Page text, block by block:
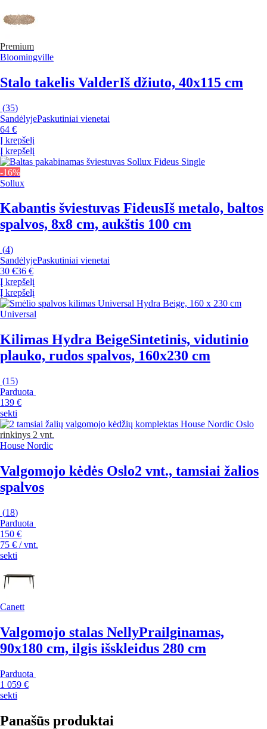
Premium
Bloomingville
Stalo takelis ValderIš džiuto, 40x115 cm
(35)
SandėlyjePaskutiniai vienetai
64 €
Į krepšelį
Į krepšelį
-16%
Sollux
Kabantis šviestuvas FideusIš metalo, baltos
spalvos, 8x8 cm, aukštis 100 cm
(4)
SandėlyjePaskutiniai vienetai
30 €36 €
Į krepšelį
Į krepšelį
Universal
Kilimas Hydra BeigeSintetinis, vidutinio
plauko, rudos spalvos, 160x230 cm
(15)
Parduota
139 €
sekti
rinkinys 2 vnt.
House Nordic
Valgomojo kėdės Oslo2 vnt., tamsiai žalios
spalvos
(18)
Parduota
150 €
75 € / vnt.
sekti
Canett
Valgomojo stalas NellyPrailginamas,
90x180 cm, ilgis išskleidus 280 cm
Parduota
1 059 €
sekti
Panašūs produktai